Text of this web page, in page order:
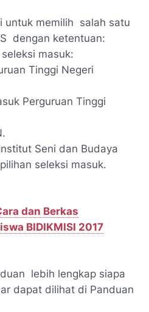
memilih salah satu
dengan ketentuan:
masuk:
Tinggi Negeri
Perguruan Tinggi
Seni dan Budaya
seleksi masuk.
dan Berkas
BIDIKMISI 2017
lebih lengkap siapa
dapat dilihat di Panduan